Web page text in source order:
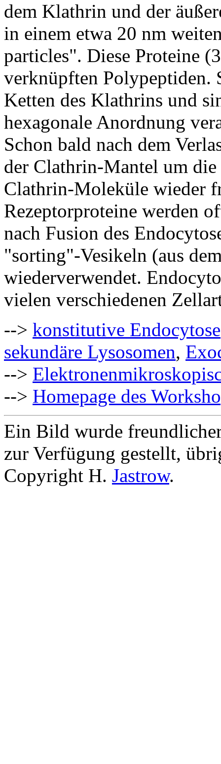
dem Klathrin und der
in einem etwa 20 nm
particles". Diese Proteine
verknüpften Polypeptiden.
Ketten des Klathrins und
hexagonale Anordnung
Schon bald nach dem
der Clathrin-Mantel um
Clathrin-Moleküle wieder
Rezeptorproteine werden
nach Fusion des
"sorting"-Vesikeln (aus
wiederverwendet.
vielen verschiedenen
--> konstitutive Endocytose
sekundäre Lysosomen,
-->
--> Homepage des
Ein Bild wurde
zur Verfügung gestellt,
Copyright H. Jastrow.